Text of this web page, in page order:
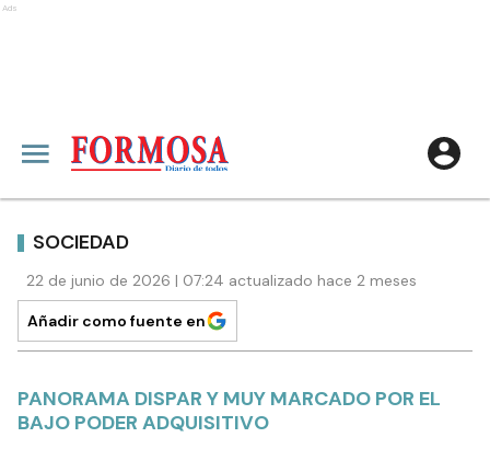
Ads
SOCIEDAD
22 de junio de 2026 | 07:24 actualizado hace 2 meses
Añadir como fuente en
PANORAMA DISPAR Y MUY MARCADO POR EL
BAJO PODER ADQUISITIVO